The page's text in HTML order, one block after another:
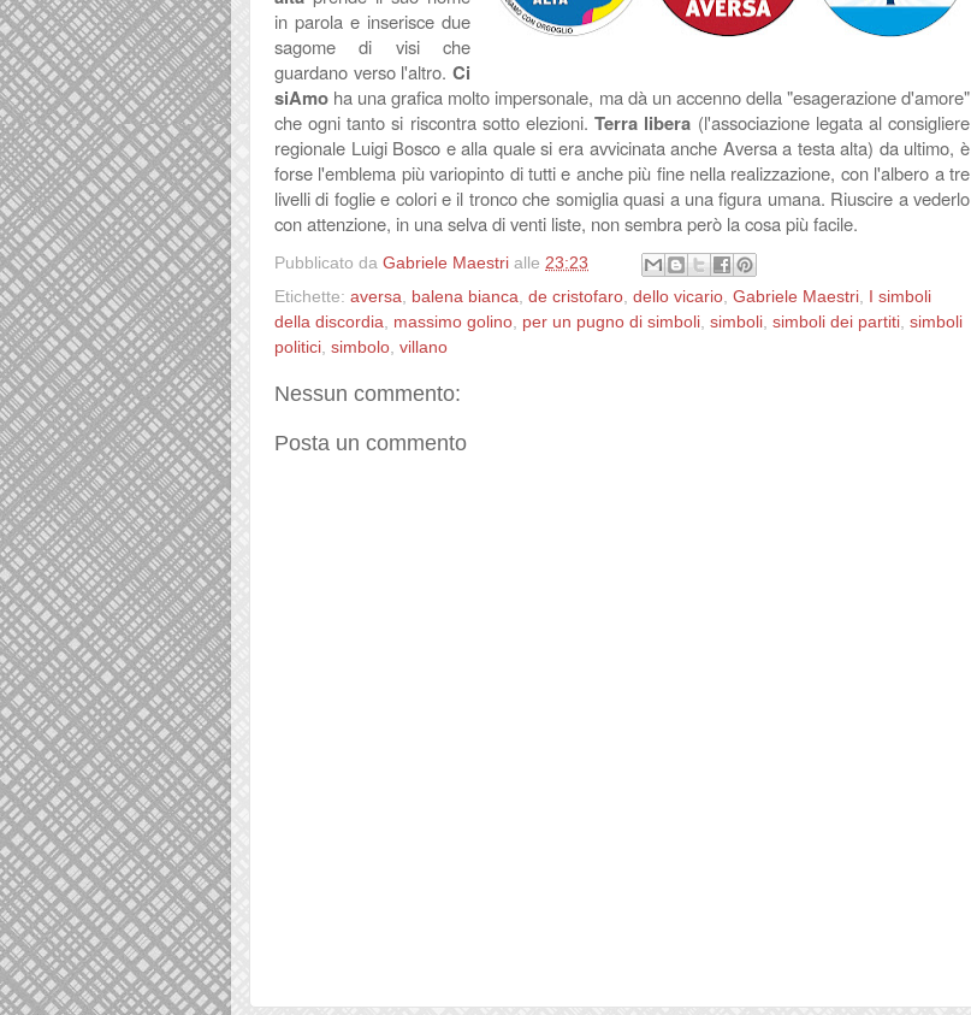
in parola e inserisce due
sagome di visi che
guardano verso l'altro.Ci
siAmo ha una grafica molto impersonale, ma dà un accenno della "esagerazione d'amore"
che ogni tanto si riscontra sotto elezioni.Terra libera (l'associazione legata al consigliere
regionale Luigi Bosco e alla quale si era avvicinata anche Aversa a testa alta) da ultimo, è
forse l'emblema più variopinto di tutti e anche più fine nella realizzazione, con l'albero a tre
livelli di foglie e colori e il tronco che somiglia quasi a una figura umana. Riuscire a vederlo
con attenzione, in una selva di venti liste, non sembra però la cosa più facile.
Pubblicato da Gabriele Maestri alle 23:23
Etichette: aversa, balena bianca, de cristofaro, dello vicario, Gabriele Maestri,
I simboli
della discordia, massimo golino, per un pugno di simboli, simboli, simboli dei partiti, simboli
politici, simbolo, villano
Nessun commento:
Posta un commento